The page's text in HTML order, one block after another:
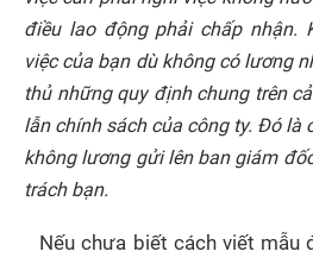
điều lao động phải chấp nhận.
việc của bạn dù không có lương
thủ những quy định chung trên
lẫn chính sách của công ty. Đó là
không lương gửi lên ban giám
trách bạn.
Nếu chưa biết cách viết mẫu